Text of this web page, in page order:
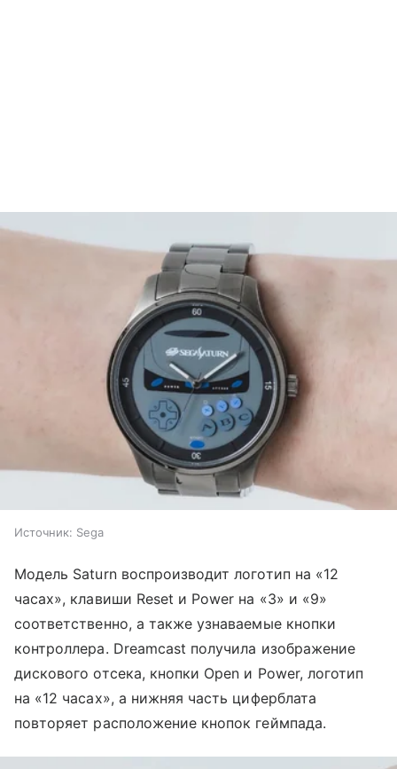
Источник: Sega
Модель Saturn воспроизводит логотип на «12
часах», клавиши Reset и Power на «3» и «9»
соответственно, а также узнаваемые кнопки
контроллера. Dreamcast получила изображение
дискового отсека, кнопки Open и Power, логотип
на «12 часах», а нижняя часть циферблата
повторяет расположение кнопок геймпада.